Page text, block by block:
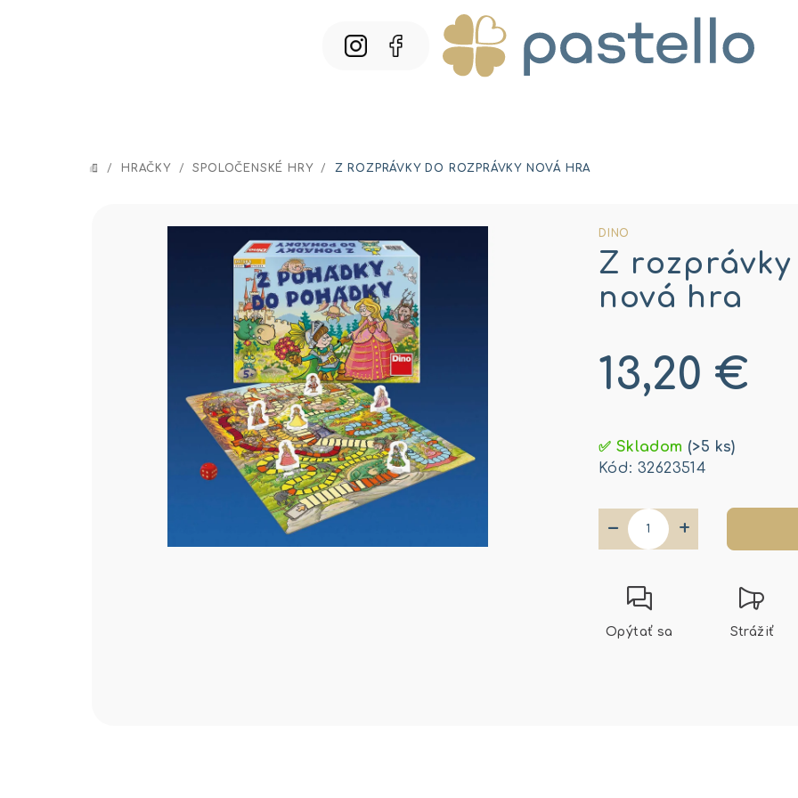
DOMOV
/ HRAČKY / SPOLOČENSKÉ HRY / Z ROZPRÁVKY DO ROZPRÁVKY NOVÁ HRA
DINO
Z
nová hra
13,20 €
cena:
✅ Skladom (>5 ks)
Kód: 32623514
+
−
Opýtať sa Strážiť